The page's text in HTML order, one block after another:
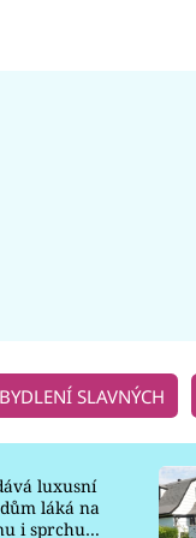
BYDLENÍ SLAVNÝCH
luxusní
láká na
i sprchu